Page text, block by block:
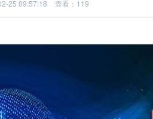
25 09:57:18 查看：119